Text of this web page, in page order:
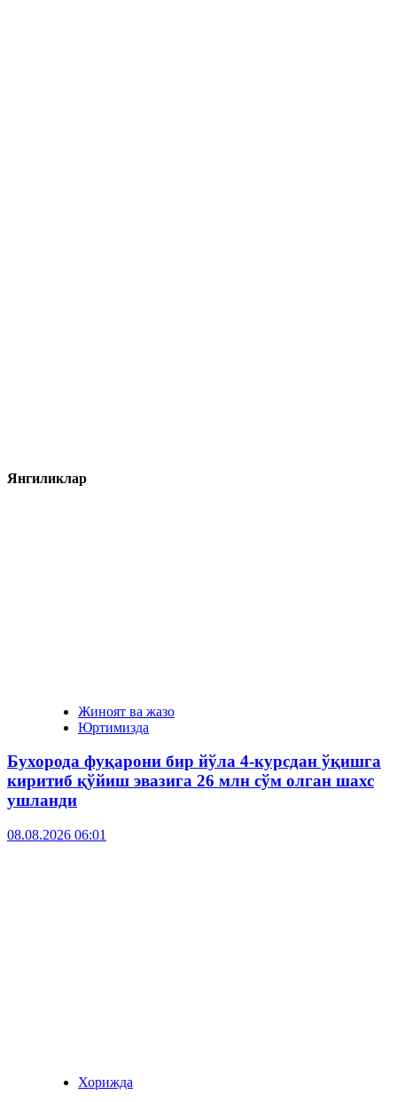
Янгиликлар
Жиноят ва жазо
Юртимизда
Бухорода фуқарони бир йўла 4-курсдан ўқишга
киритиб қўйиш эвазига 26 млн сўм олган шахс
ушланди
08.08.2026 06:01
Хорижда